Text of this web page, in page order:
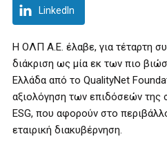
LinkedIn
Η ΟΛΠ Α.Ε. έλαβε, για τέταρτη
διάκριση ως μία εκ των πιο
Ελλάδα από το QualityNet
αξιολόγηση των επιδόσεών της
ESG, που αφορούν στο
εταιρική διακυβέρνηση.